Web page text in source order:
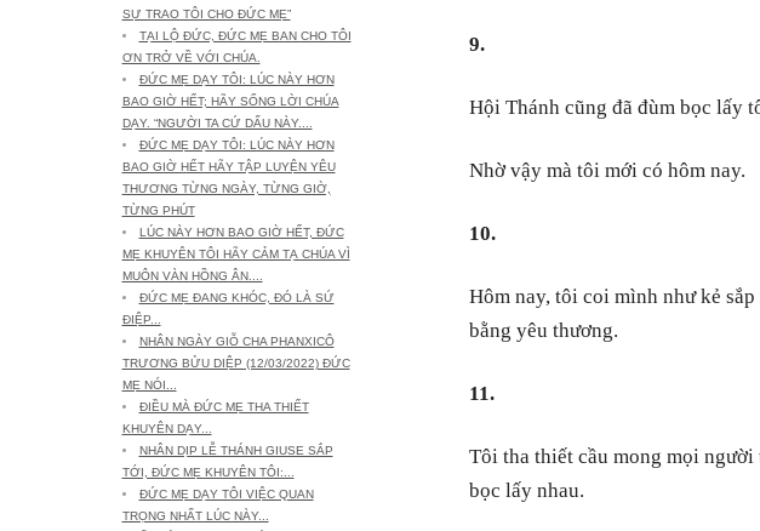
SỰ TRAO TÔI CHO ĐỨC MẸ”
TẠI LỘ ĐỨC, ĐỨC MẸ BAN CHO TÔI
ƠN TRỞ VỀ VỚI CHÚA.
ĐỨC MẸ DẠY TÔI: LÚC NÀY HƠN
BAO GIỜ HẾT; HÃY SỐNG LỜI CHÚA
DẠY. “NGƯỜI TA CỨ DẤU NÀY....
ĐỨC MẸ DẠY TÔI: LÚC NÀY HƠN
BAO GIỜ HẾT HÃY TẬP LUYỆN YÊU
THƯƠNG TỪNG NGÀY, TỪNG GIỜ,
TỪNG PHÚT
LÚC NÀY HƠN BAO GIỜ HẾT, ĐỨC
MẸ KHUYÊN TÔI HÃY CẢM TẠ CHÚA VÌ
MUÔN VÀN HỒNG ÂN....
ĐỨC MẸ ĐANG KHÓC, ĐÓ LÀ SỨ
ĐIỆP...
NHÂN NGÀY GIỖ CHA PHANXICÔ
TRƯƠNG BỬU DIỆP (12/03/2022) ĐỨC
MẸ NÓI...
ĐIỀU MÀ ĐỨC MẸ THA THIẾT
KHUYÊN DẠY...
NHÂN DỊP LỄ THÁNH GIUSE SẮP
TỚI, ĐỨC MẸ KHUYÊN TÔI:...
ĐỨC MẸ DẠY TÔI VIỆC QUAN
TRỌNG NHẤT LÚC NÀY...
9.
Hội Thánh cũng đã đùm bọc lấy
Nhờ vậy mà tôi mới có hôm nay.
10.
Hôm nay, tôi coi mình như kẻ
bằng yêu thương.
11.
Tôi tha thiết cầu mong mọi
bọc lấy nhau.